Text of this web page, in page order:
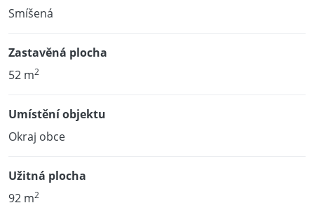
Smíšená
Zastavěná plocha
52 m2
Umístění objektu
Okraj obce
Užitná plocha
92 m2